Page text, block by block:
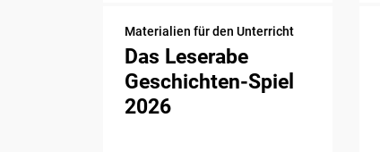
Materialien für den Unterricht
Das Leserabe
Geschichten-Spiel
2026